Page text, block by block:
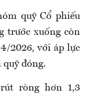
quỹ Cổ phiếu
trước xuống còn
2026, với áp lực
quỹ đóng.
ròng hơn 1,3